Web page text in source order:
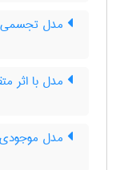
مدل تجسمی
مدل با اثر
مدل موجودی